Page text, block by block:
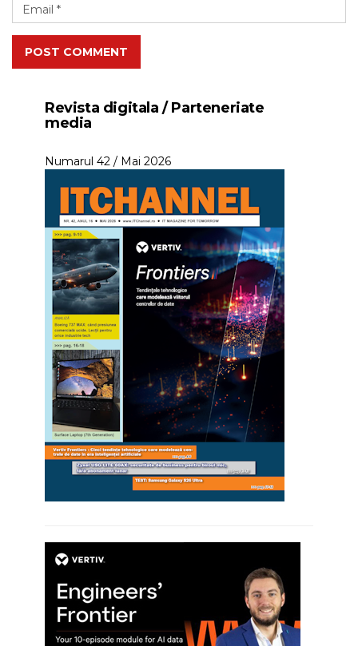
POST COMMENT
Revista digitala / Parteneriate
media
Numarul 42 / Mai 2026